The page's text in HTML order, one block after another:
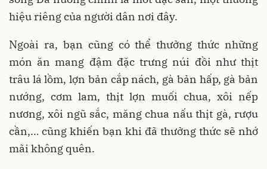
hiệu riêng của người dân nơi đây.
Ngoài ra, bạn cũng có thể thưởng thức những
món ăn mang đậm đặc trưng núi đồi như thịt
trâu lá lồm, lợn bản cắp nách, gà bản hấp, gà bản
nướng, cơm lam, thịt lợn muối chua, xôi nếp
nương, xôi ngũ sắc, măng chua nấu thịt gà, rượu
cần,… cũng khiến bạn khi đã thưởng thức sẽ nhớ
mãi không quên.